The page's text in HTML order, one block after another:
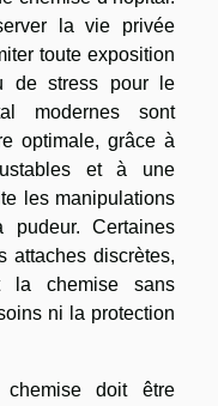
la vie privée
toute exposition
de stress pour le
modernes sont
optimale, grâce à
et à une
les manipulations
pudeur. Certaines
attaches discrètes,
la chemise sans
ni la protection
doit être